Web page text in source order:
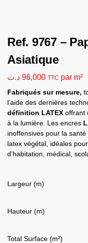
Ref. 9767 –
Asiatique
96,000 د.ت TTC par m²
Fabriqués sur mesure,
l’aide des dernières
définition LATEX offrant
à la lumière. Les encres
inoffensives pour la
latex végétal, idéales
d’habitation, médical,
Largeur (m)
Hauteur (m)
Total Surface (m²)